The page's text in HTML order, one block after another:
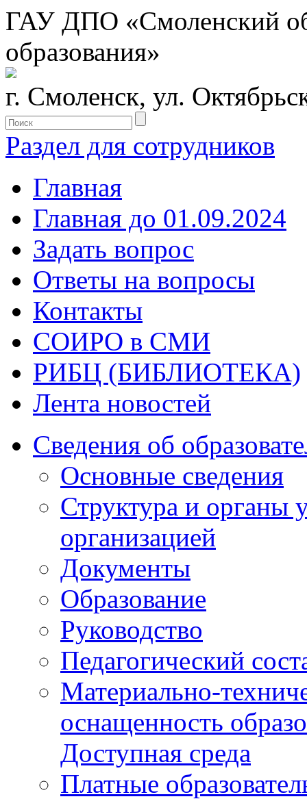
ГАУ ДПО «Смоленский
образования»
г. Смоленск, ул.
Раздел для сотрудников
Главная
Главная до 01.09.2024
Задать вопрос
Ответы на вопросы
Контакты
СОИРО в СМИ
РИБЦ (БИБЛИОТЕКА)
Лента новостей
Сведения об
Основные сведения
Структура и органы
организацией
Документы
Образование
Руководство
Педагогический
Материально-
оснащенность
Доступная среда
Платные